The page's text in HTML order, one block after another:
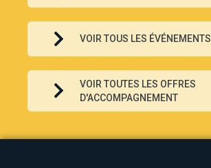
VOIR TOUS LES ÉVÉNEMENTS
VOIR TOUTES LES OFFRES
D'ACCOMPAGNEMENT